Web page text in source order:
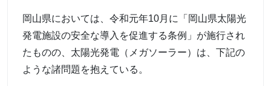
岡山県においては、令和元年10月に「岡山県太陽光
発電施設の安全な導入を促進する条例」が施行され
たものの、太陽光発電（メガソーラー）は、下記の
ような諸問題を抱えている。